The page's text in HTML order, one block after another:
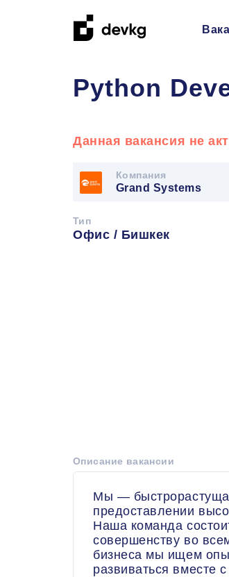
Python
Данная вакансия не
Компания
Grand Systems
Тип
Офис / Бишкек
Описание вакансии
Мы —
предоставлении
Наша команда
совершенству во
бизнеса мы ищем
развиваться вместе